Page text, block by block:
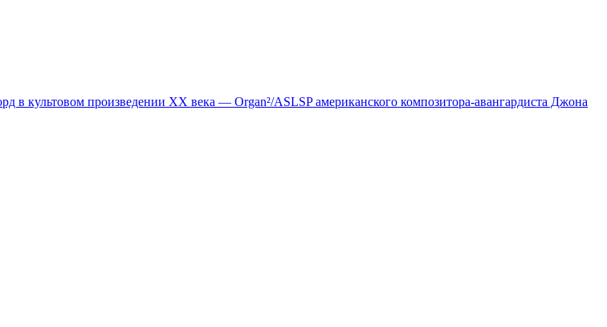
в культовом произведении XX века — Organ²/ASLSP американского композитора-авангардиста Джона